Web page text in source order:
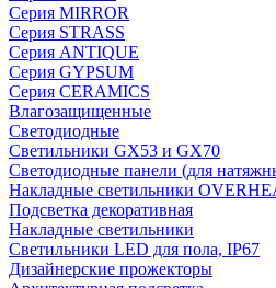
Серия MIRROR
Серия STRASS
Серия ANTIQUE
Серия GYPSUM
Серия CERAMICS
Влагозащищенные
Светодиодные
Светильники GX53 и GX70
Светодиодные панели (для
Накладные светильники
Подсветка декоративная
Накладные светильники
Светильники LED для пола, IP67
Дизайнерские прожекторы